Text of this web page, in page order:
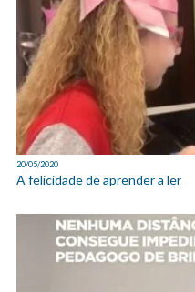
20/05/2020
A felicidade de aprender a ler